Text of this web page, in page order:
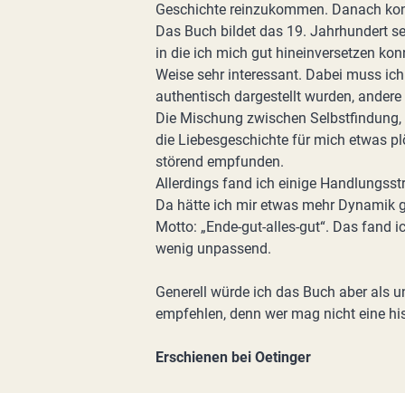
Geschichte reinzukommen. Danach
Das Buch bildet das 19. Jahrhundert
in die ich mich gut hineinversetzen
Weise sehr interessant. Dabei muss
authentisch dargestellt wurden,
Die Mischung zwischen
die Liebesgeschichte für mich etwas
störend empfunden.
Allerdings fand ich einige
Da hätte ich mir etwas mehr Dynamik
Motto: „Ende-gut-alles-gut“. Das fand
wenig unpassend.
Generell würde ich das Buch aber als
empfehlen, denn wer mag nicht eine
Erschienen bei Oetinger